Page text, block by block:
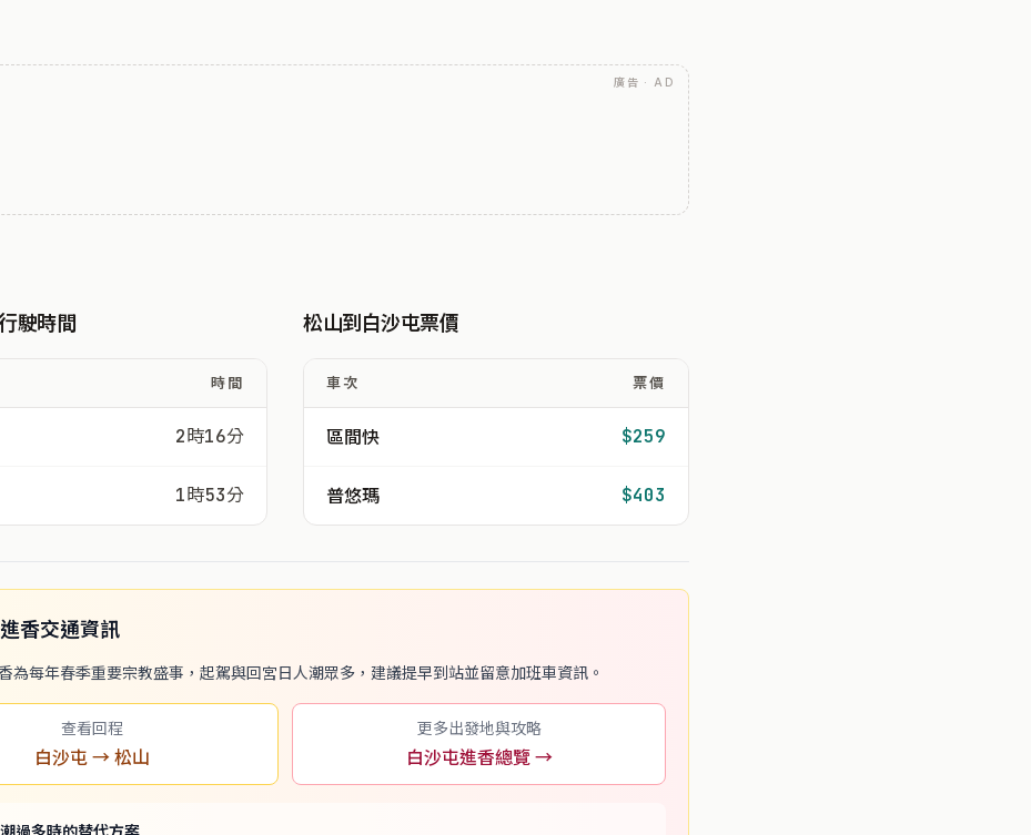
廣告 · AD
駛時間
時間
2時16分
1時53分
松山到白沙屯票價
車次 票價
區間快 $259
普悠瑪 $403
香交通資訊
為每年春季重要宗教盛事，起駕與回宮日人潮眾多，建議提早到站並留意加班車資訊。
查看回程
白沙屯 → 松山
更多出發地與攻略
白沙屯進香總覽 →
過多時的替代方案